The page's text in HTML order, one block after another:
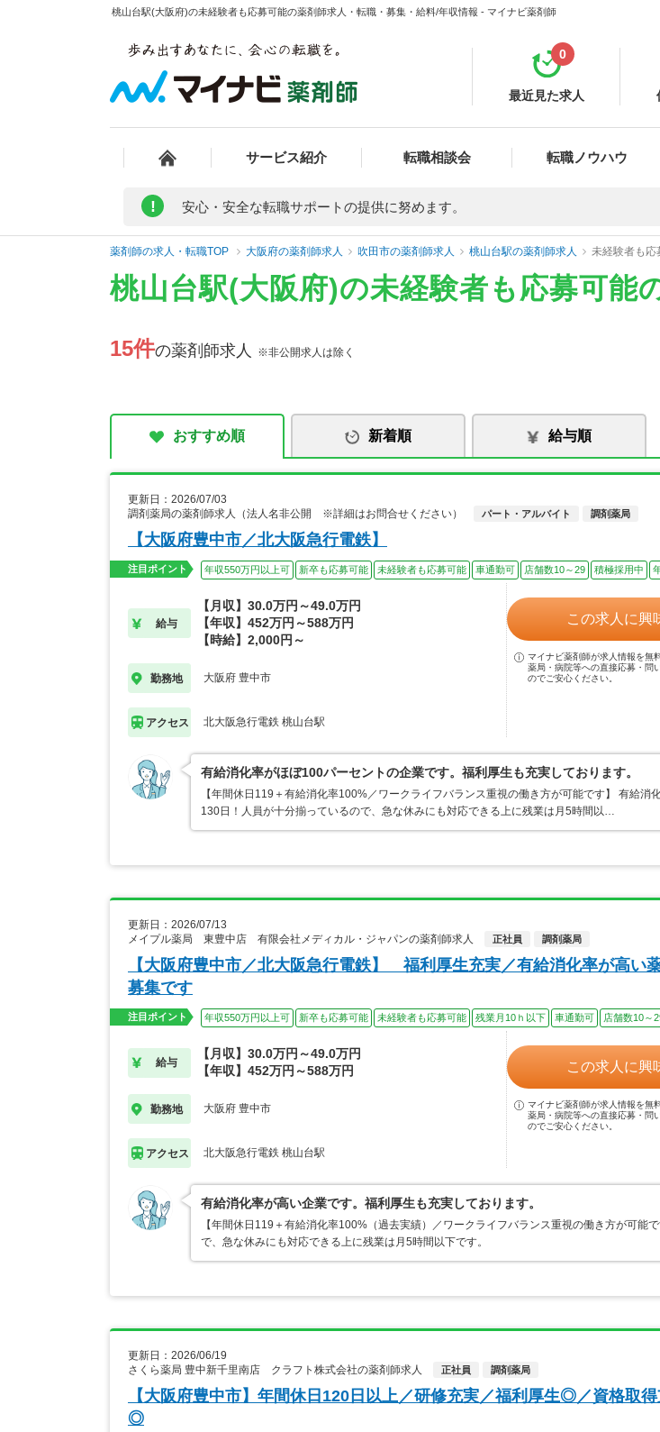
桃山台駅(大阪府)の未経験者も応募可能の薬剤師求人・転職・募集・給料/年収情報 - マイナビ薬剤師
最近見た求人
0
サービス紹介 転職相談会 転職ノウハウ
! 安心・安全な転職サポートの提供に努めます。
薬剤師の求人・転職TOP 大阪府の薬剤師求人 吹田市の薬剤師求人 桃山台駅の薬剤師求人 未経験者も応
桃山台駅(大阪府)の未経験者も応募可能
15件の薬剤師求人 ※非公開求人は除く
おすすめ順 新着順 給与順
更新日：2026/07/03
調剤薬局の薬剤師求人（法人名非公開 ※詳細はお問合せください）
パート・アルバイト 調剤薬局
【大阪府豊中市／北大阪急行電鉄】
注目ポイント 年収550万円以上可 新卒も応募可能 未経験者も応募可能 車通勤可 店舗数10～29 積極採用中
給与
【月収】30.0万円～49.0万円
【年収】452万円～588万円
【時給】2,000円～
勤務地 大阪府 豊中市
アクセス 北大阪急行電鉄 桃山台駅
この求人に興
マイナビ薬剤師が求人情報を無
薬局・病院等への直接応募・問
のでご安心ください。
有給消化率がほぼ100パーセントの企業です。福利厚生も充実しております。
【年間休日119＋有給消化率100%／ワークライフバランス重視の働き方が可能です】 有給消
130日！人員が十分揃っているので、急な休みにも対応できる上に残業は月5時間以…
更新日：2026/07/13
メイプル薬局 東豊中店 有限会社メディカル・ジャパンの薬剤師求人
正社員 調剤薬局
【大阪府豊中市／北大阪急行電鉄】 福利厚生充実／有給消化率が高い
募集です
注目ポイント 年収550万円以上可 新卒も応募可能 未経験者も応募可能 残業月10ｈ以下 車通勤可 店舗数10～
給与
【月収】30.0万円～49.0万円
【年収】452万円～588万円
勤務地 大阪府 豊中市
アクセス 北大阪急行電鉄 桃山台駅
この求人に興
マイナビ薬剤師が求人情報を無
薬局・病院等への直接応募・問
のでご安心ください。
有給消化率が高い企業です。福利厚生も充実しております。
【年間休日119＋有給消化率100%（過去実績）／ワークライフバランス重視の働き方が可能
で、急な休みにも対応できる上に残業は月5時間以下です。
更新日：2026/06/19
さくら薬局 豊中新千里南店 クラフト株式会社の薬剤師求人
正社員 調剤薬局
【大阪府豊中市】年間休日120日以上／研修充実／福利厚生◎／資格取
◎